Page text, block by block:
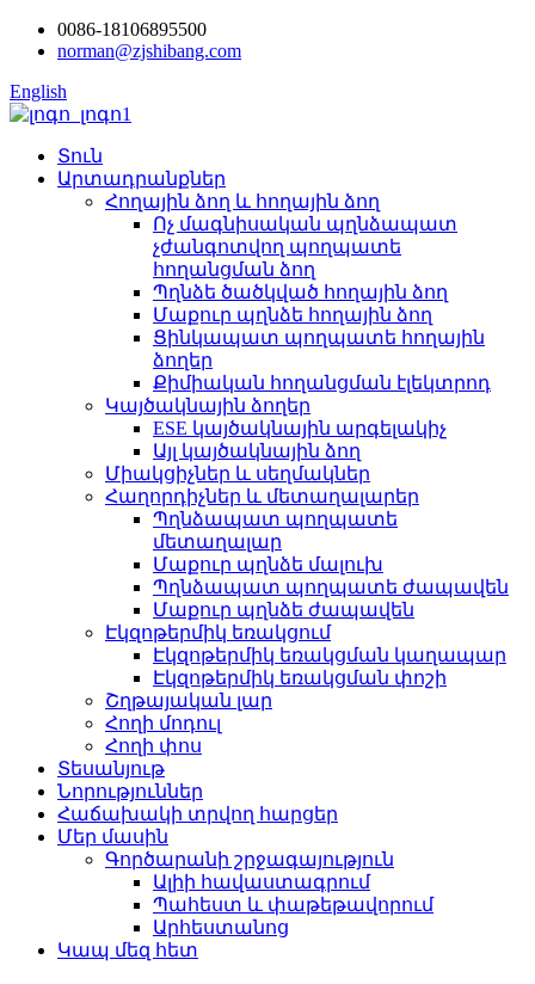
0086-18106895500
norman@zjshibang.com
English
Տուն
Արտադրանքներ
Հողային ձող և հողային ձող
Ոչ մագնիսական պղնձապատ
չժանգոտվող պողպատե
հողանցման ձող
Պղնձե ծածկված հողային ձող
Մաքուր պղնձե հողային ձող
Ցինկապատ պողպատե հողային
ձողեր
Քիմիական հողանցման էլեկտրոդ
Կայծակնային ձողեր
ESE կայծակնային արգելակիչ
Այլ կայծակնային ձող
Միակցիչներ և սեղմակներ
Հաղորդիչներ և մետաղալարեր
Պղնձապատ պողպատե
մետաղալար
Մաքուր պղնձե մալուխ
Պղնձապատ պողպատե ժապավեն
Մաքուր պղնձե ժապավեն
Էկզոթերմիկ եռակցում
Էկզոթերմիկ եռակցման կաղապար
Էկզոթերմիկ եռակցման փոշի
Շղթայական լար
Հողի մոդուլ
Հողի փոս
Տեսանյութ
Նորություններ
Հաճախակի տրվող հարցեր
Մեր մասին
Գործարանի շրջագայություն
Ալիի հավաստագրում
Պահեստ և փաթեթավորում
Արհեստանոց
Կապ մեզ հետ